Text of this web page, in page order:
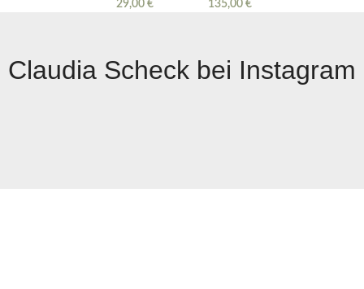
29,00 € 135,00 €
Claudia Scheck bei Instagram